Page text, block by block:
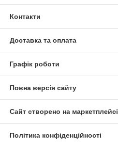
Контакти
Доставка та оплата
Графік роботи
Повна версія сайту
Сайт створено на маркетплейсі
Політика конфіденційності